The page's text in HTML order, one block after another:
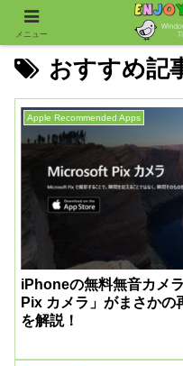
おすすめ記
Apple Recommended Apps
iPhoneの無料無音カメ
Pix カメラ」がまさかの
を解説！
メニュー